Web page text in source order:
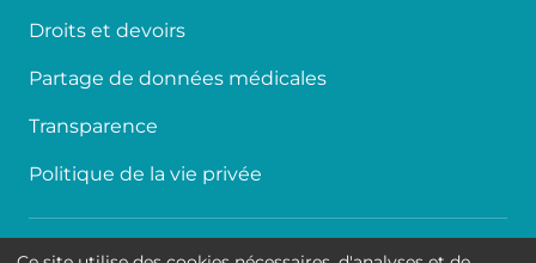
Droits et devoirs
Partage de données médicales
Transparence
Politique de la vie privée